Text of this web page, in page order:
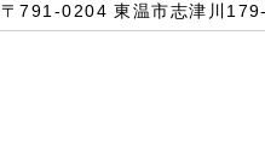
〒791-0204 東温市志津川